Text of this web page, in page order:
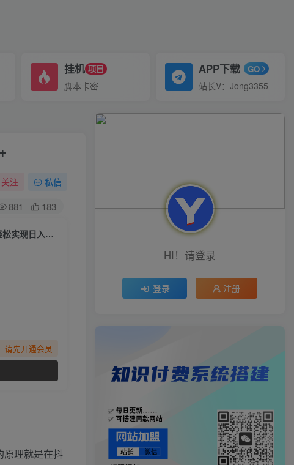
挂机 项目
脚本卡密
APP下载 GO
站长V：Jong3355
关注 私信
881 183
（6600期）蓝海高利润，车载U盘项目，适合0基础小白，一部手机轻松实现日入500+
请先开通会员
原理就是在抖
HI！请登录
登录 注册